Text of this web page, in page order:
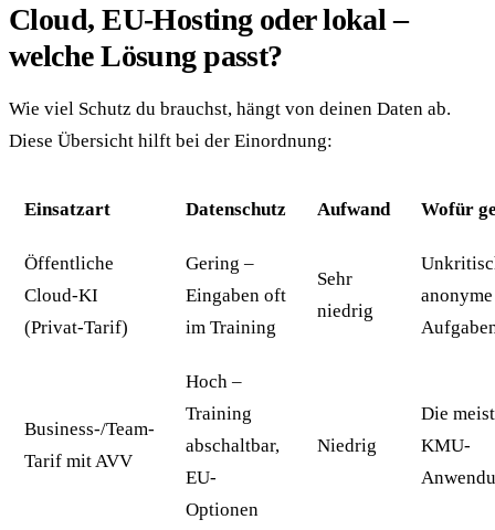
Cloud, EU-Hosting oder lokal –
welche Lösung passt?
Wie viel Schutz du brauchst, hängt von deinen Daten ab.
Diese Übersicht hilft bei der Einordnung:
Einsatzart Datenschutz Aufwand Wofür
Öffentliche
Cloud-KI
(Privat-Tarif)
Gering –
Eingaben oft
im Training
Sehr
niedrig
anonyme
Business-/Team-
Tarif mit AVV
Hoch –
Training
abschaltbar,
EU-
Optionen
Niedrig
Die
KMU-